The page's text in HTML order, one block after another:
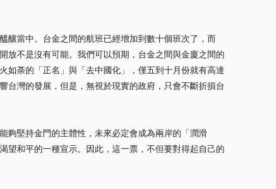
釀當中。台金之間的航班已經增加到數十個班次了，而
放不是沒有可能。我們可以預期，台金之間與金廈之間的
的「正名」與「去中國化」，僅五到十月份就有高達
台灣的發展，但是，無視於現實的政府，只會不斷折損台
堅持金門的主體性，未來必定會成為兩岸的「潤滑
望和平的一種宣示。因此，這一票，不但要對得起自己的